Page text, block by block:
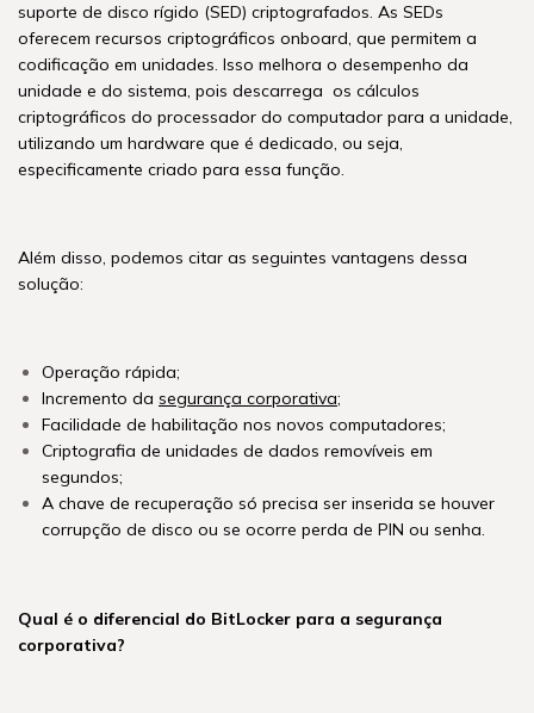
suporte de disco rígido (SED) criptografados. As SEDs
oferecem recursos criptográficos onboard, que permitem a
codificação em unidades. Isso melhora o desempenho da
unidade e do sistema, pois descarrega os cálculos
criptográficos do processador do computador para a unidade,
utilizando um hardware que é dedicado, ou seja,
especificamente criado para essa função.
Além disso, podemos citar as seguintes vantagens dessa
solução:
Operação rápida;
Incremento da segurança corporativa;
Facilidade de habilitação nos novos computadores;
Criptografia de unidades de dados removíveis em
segundos;
A chave de recuperação só precisa ser inserida se houver
corrupção de disco ou se ocorre perda de PIN ou senha.
Qual é o diferencial do BitLocker para a segurança
corporativa?